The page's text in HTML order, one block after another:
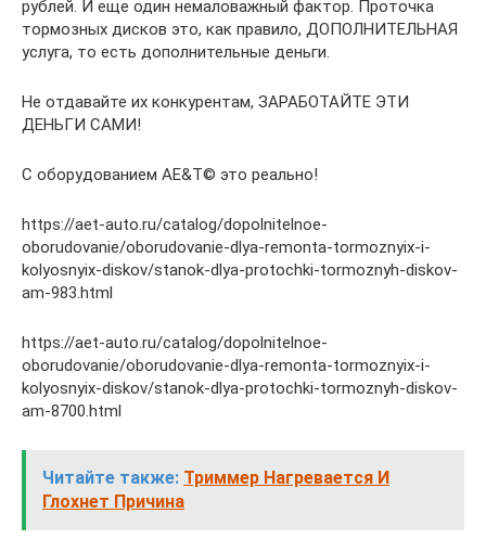
руб­лей. И еще один нема­ло­важ­ный фак­тор. Про­точ­ка
тор­моз­ных дис­ков это, как пра­ви­ло, ДОПОЛНИТЕЛЬНАЯ
услу­га, то есть до­пол­ни­тель­ные день­ги.
Не от­да­вай­те их кон­ку­рен­там, ЗАРАБОТАЙТЕ ЭТИ
ДЕНЬГИ САМИ!
С обо­ру­до­ва­ни­ем AE&T© это ре­аль­но!
https://aet-auto.ru/catalog/dopolnitelnoe-
oborudovanie/oborudovanie-dlya-remonta-tormoznyix-i-
kolyosnyix-diskov/stanok-dlya-protochki-tormoznyh-diskov-
am-983.html
https://aet-auto.ru/catalog/dopolnitelnoe-
oborudovanie/oborudovanie-dlya-remonta-tormoznyix-i-
kolyosnyix-diskov/stanok-dlya-protochki-tormoznyh-diskov-
am-8700.html
Читайте также: Триммер Нагревается И
Глохнет Причина